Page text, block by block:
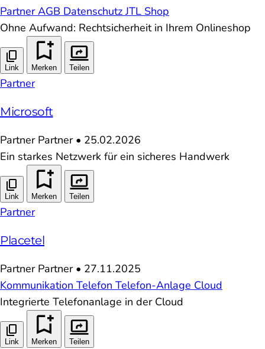
PartnerAGB DatenschutzJTL Shop
Ohne Aufwand: Rechtsicherheit in Ihrem Onlineshop
Link Merken Teilen
Partner
Microsoft
Partner Partner • 25.02.2026
Ein starkes Netzwerk für ein sicheres Handwerk
Link Merken Teilen
Partner
Placetel
Partner Partner • 27.11.2025
Kommunikation Telefon Telefon-Anlage Cloud
Integrierte Telefonanlage in der Cloud
Link Merken Teilen